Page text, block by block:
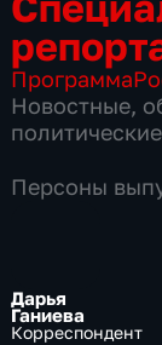
Программа
Новостные,
политические
16 сезонов,
Персоны
Дарья
Ганиева
Корреспондент